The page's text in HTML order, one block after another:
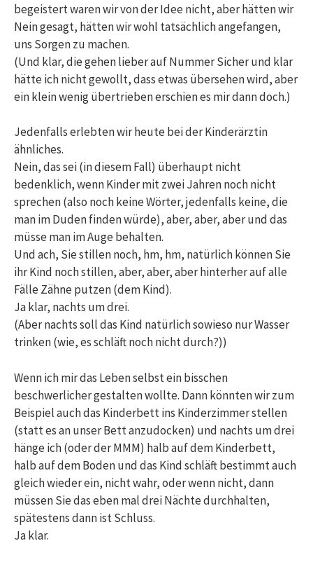
begeistert waren wir von der Idee nicht, aber hätten wir
Nein gesagt, hätten wir wohl tatsächlich angefangen,
uns Sorgen zu machen.
(Und klar, die gehen lieber auf Nummer Sicher und klar
hätte ich nicht gewollt, dass etwas übersehen wird, aber
ein klein wenig übertrieben erschien es mir dann doch.)
Jedenfalls erlebten wir heute bei der Kinderärztin
ähnliches.
Nein, das sei (in diesem Fall) überhaupt nicht
bedenklich, wenn Kinder mit zwei Jahren noch nicht
sprechen (also noch keine Wörter, jedenfalls keine, die
man im Duden finden würde), aber, aber, aber und das
müsse man im Auge behalten.
Und ach, Sie stillen noch, hm, hm, natürlich können Sie
ihr Kind noch stillen, aber, aber, aber hinterher auf alle
Fälle Zähne putzen (dem Kind).
Ja klar, nachts um drei.
(Aber nachts soll das Kind natürlich sowieso nur Wasser
trinken (wie, es schläft noch nicht durch?))
Wenn ich mir das Leben selbst ein bisschen
beschwerlicher gestalten wollte. Dann könnten wir zum
Beispiel auch das Kinderbett ins Kinderzimmer stellen
(statt es an unser Bett anzudocken) und nachts um drei
hänge ich (oder der MMM) halb auf dem Kinderbett,
halb auf dem Boden und das Kind schläft bestimmt auch
gleich wieder ein, nicht wahr, oder wenn nicht, dann
müssen Sie das eben mal drei Nächte durchhalten,
spätestens dann ist Schluss.
Ja klar.